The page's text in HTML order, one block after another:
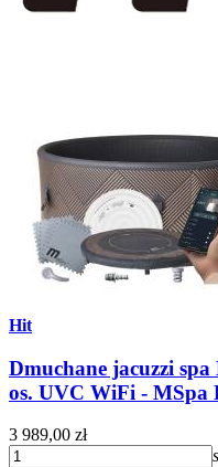
Hit
Dmuchane jacuzzi
os. UVC WiFi - MSpa
3 989,00 zł